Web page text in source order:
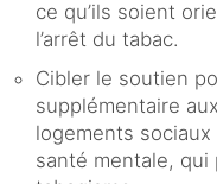
ce qu’ils soient
l’arrêt du tabac.
Cibler le soutien
supplémentaire
logements
santé mentale,